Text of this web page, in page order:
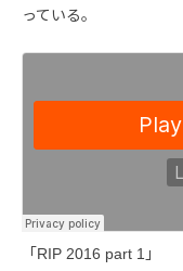
っている。
「RIP 2016 part 1」